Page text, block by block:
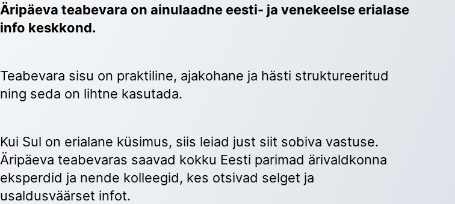
Äripäeva teabevara on ainulaadne eesti- ja venekeelse erialase
info keskkond.
Teabevara sisu on praktiline, ajakohane ja hästi struktureeritud
ning seda on lihtne kasutada.
Kui Sul on erialane küsimus, siis leiad just siit sobiva vastuse.
Äripäeva teabevaras saavad kokku Eesti parimad ärivaldkonna
eksperdid ja nende kolleegid, kes otsivad selget ja
usaldusväärset infot.